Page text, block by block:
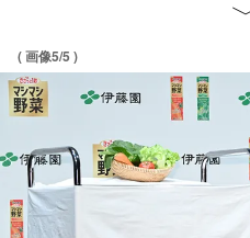
( 画像5/5 )